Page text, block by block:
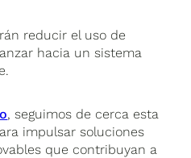
reducir el uso de
hacia un sistema
, seguimos de cerca esta
impulsar soluciones
que contribuyan a